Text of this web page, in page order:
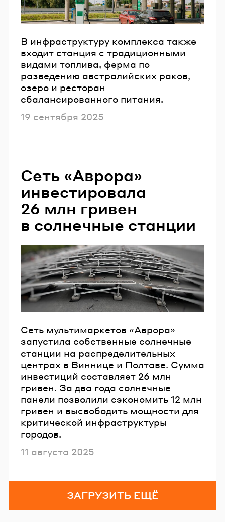
В инфраструктуру комплекса также
входит станция с традиционными
видами топлива, ферма по
разведению австралийских раков,
озеро и ресторан
сбалансированного питания.
Опубликовано
19 сентября 2025
Сеть «Аврора»
инвестировала
26 млн гривен
в солнечные станции
Сеть мультимаркетов «Аврора»
запустила собственные солнечные
станции на распределительных
центрах в Виннице и Полтаве. Сумма
инвестиций составляет 26 млн
гривен. За два года солнечные
панели позволили сэкономить 12 млн
гривен и высвободить мощности для
критической инфраструктуры
городов.
Опубликовано
11 августа 2025
ЗАГРУЗИТЬ ЕЩЁ